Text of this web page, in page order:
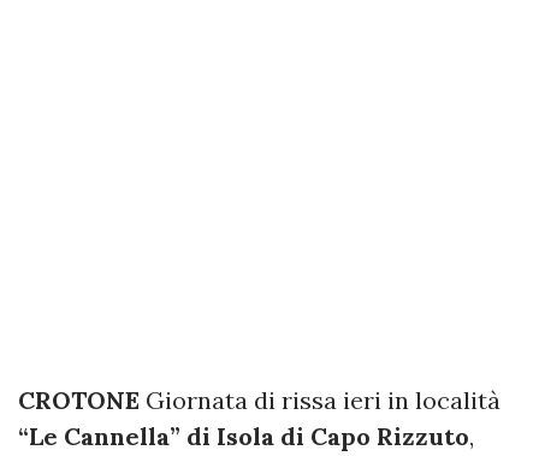
CROTONE Giornata di rissa ieri in località
“Le Cannella” di Isola di Capo Rizzuto,